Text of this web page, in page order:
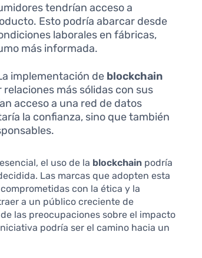
tendrían acceso a
Esto podría abarcar desde
laborales en fábricas,
más informada.
implementación de blockchain
más sólidas con sus
acceso a una red de datos
la confianza, sino que también
el uso de la blockchain podría
Las marcas que adopten esta
con la ética y la
a un público creciente de
las preocupaciones sobre el impacto
podría ser el camino hacia un